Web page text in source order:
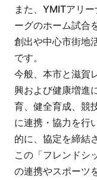
また、YMITアリ
ーグのホーム試合
創出や中心市街地
です。
今般、本市と滋賀
興および健康増進
育、健全育成、競
に連携・協力を行
的に、協定を締結
この「フレンドシ
の連携やスポーツ